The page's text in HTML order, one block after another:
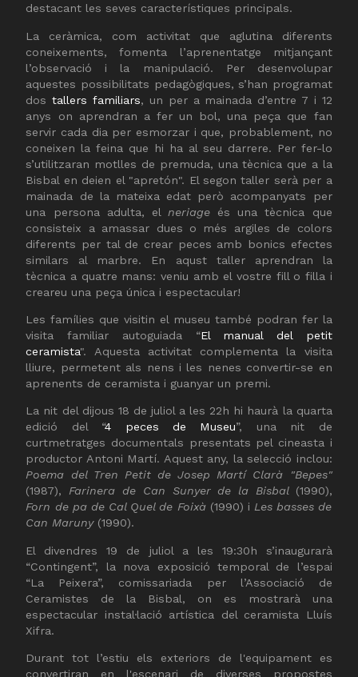
destacant les seves característiques principals.
La ceràmica, com activitat que aglutina diferents
coneixements, fomenta l’aprenentatge mitjançant
l’observació i la manipulació. Per desenvolupar
aquestes possibilitats pedagògiques, s’han programat
dostallers familiars, un per a mainada d’entre 7 i 12
anys on aprendran a fer un bol, una peça que fan
servir cada dia per esmorzar i que, probablement, no
coneixen la feina que hi ha al seu darrere. Per fer-lo
s’utilitzaran motlles de premuda, una tècnica que a la
Bisbal en deien el "apretón". El segon taller serà per a
mainada de la mateixa edat però acompanyats per
una persona adulta, el neriage és una tècnica que
consisteix a amassar dues o més argiles de colors
diferents per tal de crear peces amb bonics efectes
similars al marbre. En aqust taller aprendran la
tècnica a quatre mans: veniu amb el vostre fill o filla i
creareu una peça única i espectacular!
Les famílies que visitin el museu també podran fer la
visita familiar autoguiada “El manual del petit
ceramista". Aquesta activitat complementa la visita
lliure, permetent als nens i les nenes convertir-se en
aprenents de ceramista i guanyar un premi.
La nit del dijous 18 de juliol a les 22h hi haurà la quarta
edició del “4 peces de Museu”, una nit de
curtmetratges documentals presentats pel cineasta i
productor Antoni Martí. Aquest any, la selecció inclou:
Poema del Tren Petit de Josep Martí Clarà "Bepes"
(1987), Farinera de Can Sunyer de la Bisbal (1990),
Forn de pa de Cal Quel de Foixà (1990) i Les basses de
Can Maruny (1990).
El divendres 19 de juliol a les 19:30h s’inaugurarà
“Contingent”, la nova exposició temporal de l’espai
“La Peixera”, comissariada per l’Associació de
Ceramistes de la Bisbal, on es mostrarà una
espectacular instal·lació artística del ceramista Lluís
Xifra.
Durant tot l’estiu els exteriors de l'equipament es
convertiran en l'escenari de diverses propostes